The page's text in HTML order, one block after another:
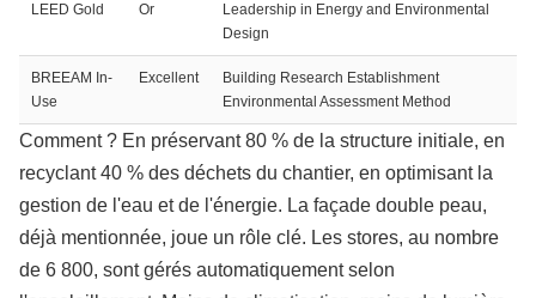
LEED Gold Or
Leadership in Energy and Environmental
Design
BREEAM In-
Use
Excellent
Building Research Establishment
Environmental Assessment Method
Comment ? En préservant 80 % de la structure initiale, en
recyclant 40 % des déchets du chantier, en optimisant la
gestion de l'eau et de l'énergie. La façade double peau,
déjà mentionnée, joue un rôle clé. Les stores, au nombre
de 6 800, sont gérés automatiquement selon